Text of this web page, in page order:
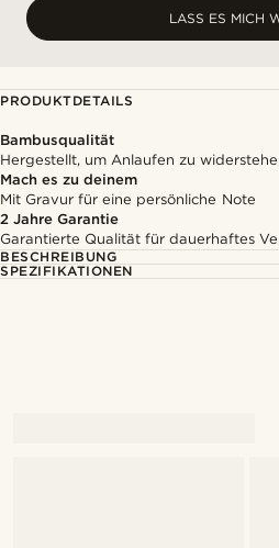
LASS ES MICH
PRODUKTDETAILS
Bambusqualität
Hergestellt, um Anlaufen zu
Mach es zu deinem
Mit Gravur für eine persönliche Note
2 Jahre Garantie
Garantierte Qualität für dauerhaftes
BESCHREIBUNG
SPEZIFIKATIONEN